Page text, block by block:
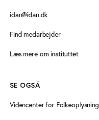
idan@idan.dk
Find medarbejder
Læs mere om instituttet
SE OGSÅ
Videncenter for Folkeoplysning